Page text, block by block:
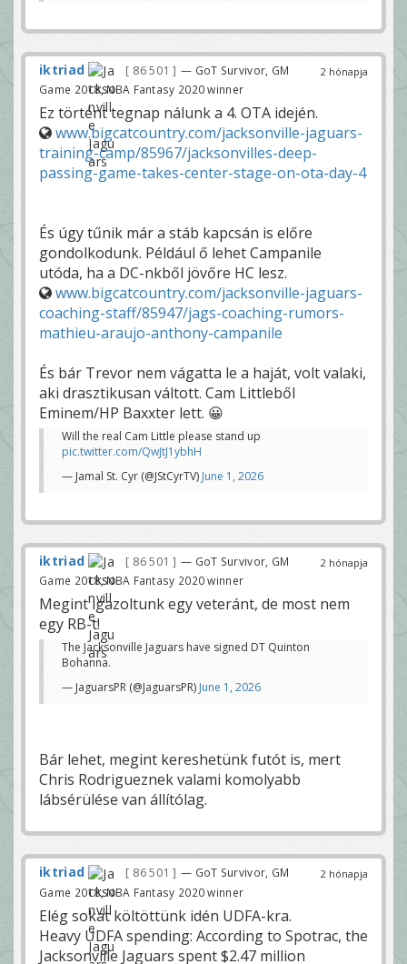
2 hónapja
iktriad 86 501
— GoT Survivor, GM
Game 2018, NBA Fantasy 2020 winner
Ez történt tegnap nálunk a 4. OTA idején.
www.bigcatcountry.com/jacksonville-jaguars-
training-camp/85967/jacksonvilles-deep-
passing-game-takes-center-stage-on-ota-day-4
És úgy tűnik már a stáb kapcsán is előre
gondolkodunk. Például ő lehet Campanile
utóda, ha a DC-nkből jövőre HC lesz.
www.bigcatcountry.com/jacksonville-jaguars-
coaching-staff/85947/jags-coaching-rumors-
mathieu-araujo-anthony-campanile
És bár Trevor nem vágatta le a haját, volt valaki,
aki drasztikusan váltott. Cam Littleből
Eminem/HP Baxxter lett. 😀
Will the real Cam Little please stand up
pic.twitter.com/QwJtJ1ybhH
— Jamal St. Cyr (@JStCyrTV)June 1, 2026
2 hónapja
iktriad 86 501
— GoT Survivor, GM
Game 2018, NBA Fantasy 2020 winner
Megint igazoltunk egy veteránt, de most nem
egy RB-t!
The Jacksonville Jaguars have signed DT Quinton
Bohanna.
— JaguarsPR (@JaguarsPR)June 1, 2026
Bár lehet, megint kereshetünk futót is, mert
Chris Rodrigueznek valami komolyabb
lábsérülése van állítólag.
2 hónapja
iktriad 86 501
— GoT Survivor, GM
Game 2018, NBA Fantasy 2020 winner
Elég sokat költöttünk idén UDFA-kra.
Heavy UDFA spending: According to Spotrac, the
Jacksonville Jaguars spent $2.47 million